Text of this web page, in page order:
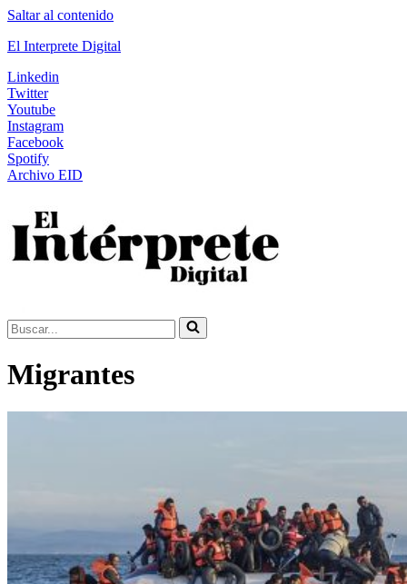
Saltar al contenido
El Interprete Digital
Linkedin
Twitter
Youtube
Instagram
Facebook
Spotify
Archivo EID
Buscar...
Migrantes